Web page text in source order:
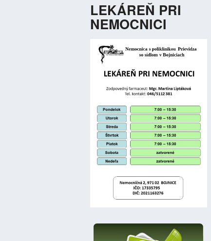
LEKÁREŇ PRI
NEMOCNICI